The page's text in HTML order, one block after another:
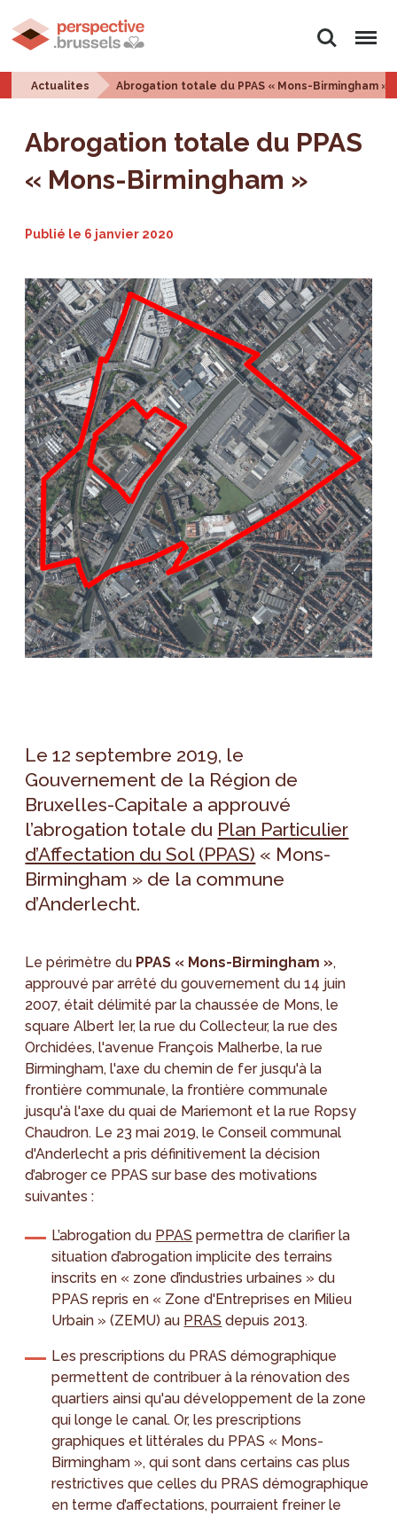
Rechercher
Menu
Actualites Abrogation totale du PPAS « Mons-Birmingham »
Abrogation totale du PPAS
« Mons-Birmingham »
Publié le 6 janvier 2020
Le 12 septembre 2019, le
Gouvernement de la Région de
Bruxelles-Capitale a approuvé
l’abrogation totale du Plan Particulier
d’Affectation du Sol (PPAS) « Mons-
Birmingham » de la commune
d’Anderlecht.
Le périmètre du PPAS « Mons-Birmingham »,
approuvé par arrêté du gouvernement du 14 juin
2007, était délimité par la chaussée de Mons, le
square Albert Ier, la rue du Collecteur, la rue des
Orchidées, l'avenue François Malherbe, la rue
Birmingham, l'axe du chemin de fer jusqu'à la
frontière communale, la frontière communale
jusqu'à l'axe du quai de Mariemont et la rue Ropsy
Chaudron. Le 23 mai 2019, le Conseil communal
d'Anderlecht a pris définitivement la décision
d’abroger ce PPAS sur base des motivations
suivantes :
L’abrogation du PPAS permettra de clarifier la
situation d’abrogation implicite des terrains
inscrits en « zone d’industries urbaines » du
PPAS repris en « Zone d'Entreprises en Milieu
Urbain » (ZEMU) au PRAS depuis 2013.
Les prescriptions du PRAS démographique
permettent de contribuer à la rénovation des
quartiers ainsi qu'au développement de la zone
qui longe le canal. Or, les prescriptions
graphiques et littérales du PPAS « Mons-
Birmingham », qui sont dans certains cas plus
restrictives que celles du PRAS démographique
en terme d’affectations, pourraient freiner le